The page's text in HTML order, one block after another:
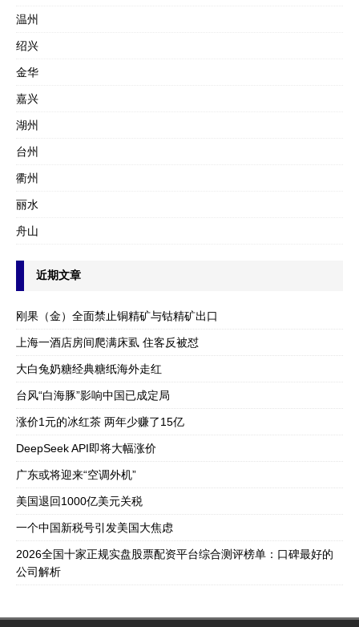
温州
绍兴
金华
嘉兴
湖州
台州
衢州
丽水
舟山
近期文章
刚果（金）全面禁止铜精矿与钴精矿出口
上海一酒店房间爬满床虱 住客反被怼
大白兔奶糖经典糖纸海外走红
台风“白海豚”影响中国已成定局
涨价1元的冰红茶 两年少赚了15亿
DeepSeek API即将大幅涨价
广东或将迎来“空调外机”
美国退回1000亿美元关税
一个中国新税号引发美国大焦虑
2026全国十家正规实盘股票配资平台综合测评榜单：口碑最好的
公司解析